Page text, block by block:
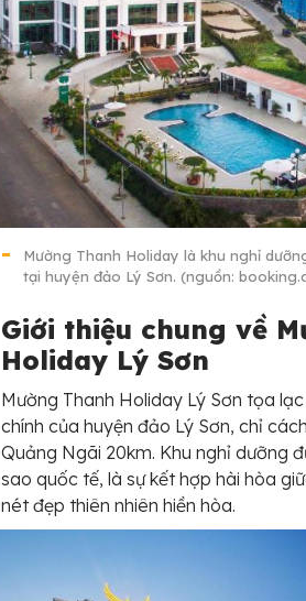
Mường Thanh Holiday là khu nghỉ
tại huyện đảo Lý Sơn. (nguồn:
Giới thiệu chung về
Holiday Lý Sơn
Mường Thanh Holiday Lý Sơn tọa
chính của huyện đảo Lý Sơn, chỉ
Quảng Ngãi 20km. Khu nghỉ dưỡng
sao quốc tế, là sự kết hợp hài hòa
nét đẹp thiên nhiên hiền hòa.